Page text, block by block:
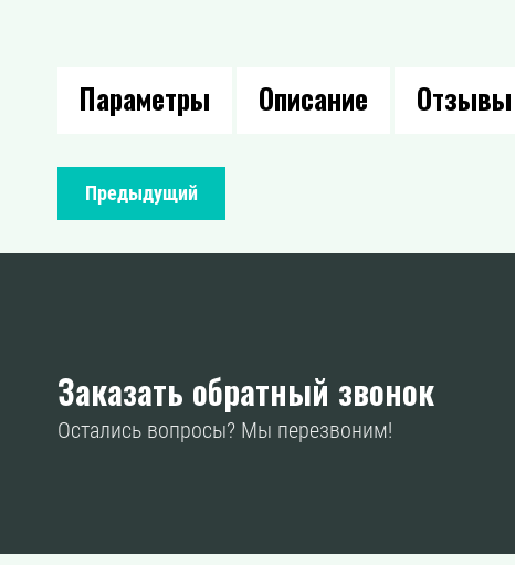
Параметры Описание Отзывы
Предыдущий
Заказать обратный звонок
Остались вопросы? Мы перезвоним!